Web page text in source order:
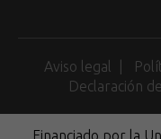
Aviso legal
Declaración
Financiado por la